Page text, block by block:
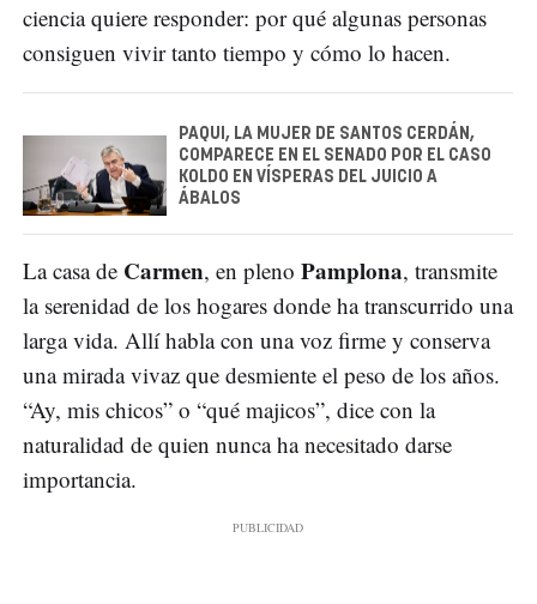
ciencia quiere responder: por qué algunas personas
consiguen vivir tanto tiempo y cómo lo hacen.
PAQUI, LA MUJER DE SANTOS CERDÁN,
COMPARECE EN EL SENADO POR EL CASO
KOLDO EN VÍSPERAS DEL JUICIO A
ÁBALOS
La casa de Carmen, en pleno Pamplona, transmite
la serenidad de los hogares donde ha transcurrido una
larga vida. Allí habla con una voz firme y conserva
una mirada vivaz que desmiente el peso de los años.
“Ay, mis chicos” o “qué majicos”, dice con la
naturalidad de quien nunca ha necesitado darse
importancia.